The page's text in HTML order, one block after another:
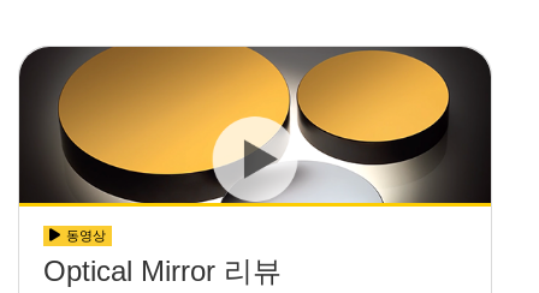
동영상
Optical Mirror 리뷰